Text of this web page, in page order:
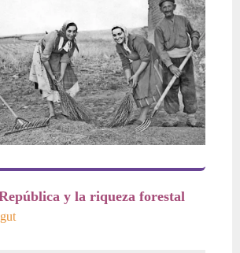
y la riqueza forestal